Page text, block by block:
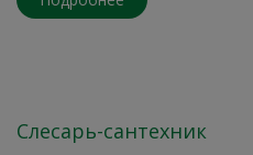
Слесарь-сантехник